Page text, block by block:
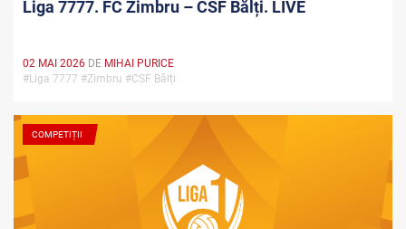
Liga 7777. FC Zimbru – CSF Bălți. LIVE
02 MAI 2026 DE MIHAI PURICE
#Liga 7777 #Zimbru #CSF Bălți
COMPETIȚII